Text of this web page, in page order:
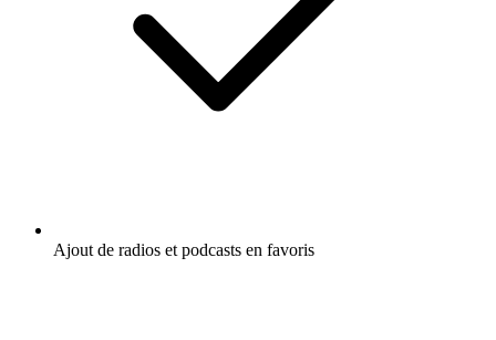
Ajout de radios et podcasts en favoris